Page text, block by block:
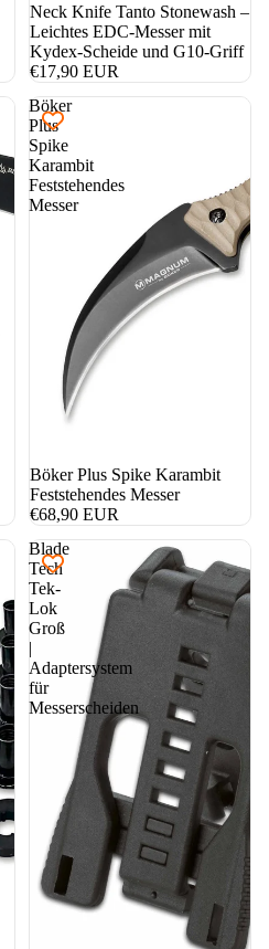
Neck Knife Tanto Stonewash –
Leichtes EDC-Messer mit
Kydex-Scheide und G10-Griff
€17,90 EUR
Böker
Plus
Spike
Karambit
Feststehendes
Messer
Böker Plus Spike Karambit
Feststehendes Messer
€68,90 EUR
Blade
Tech
Tek-
Lok
Groß
|
Adaptersystem
für
Messerscheiden